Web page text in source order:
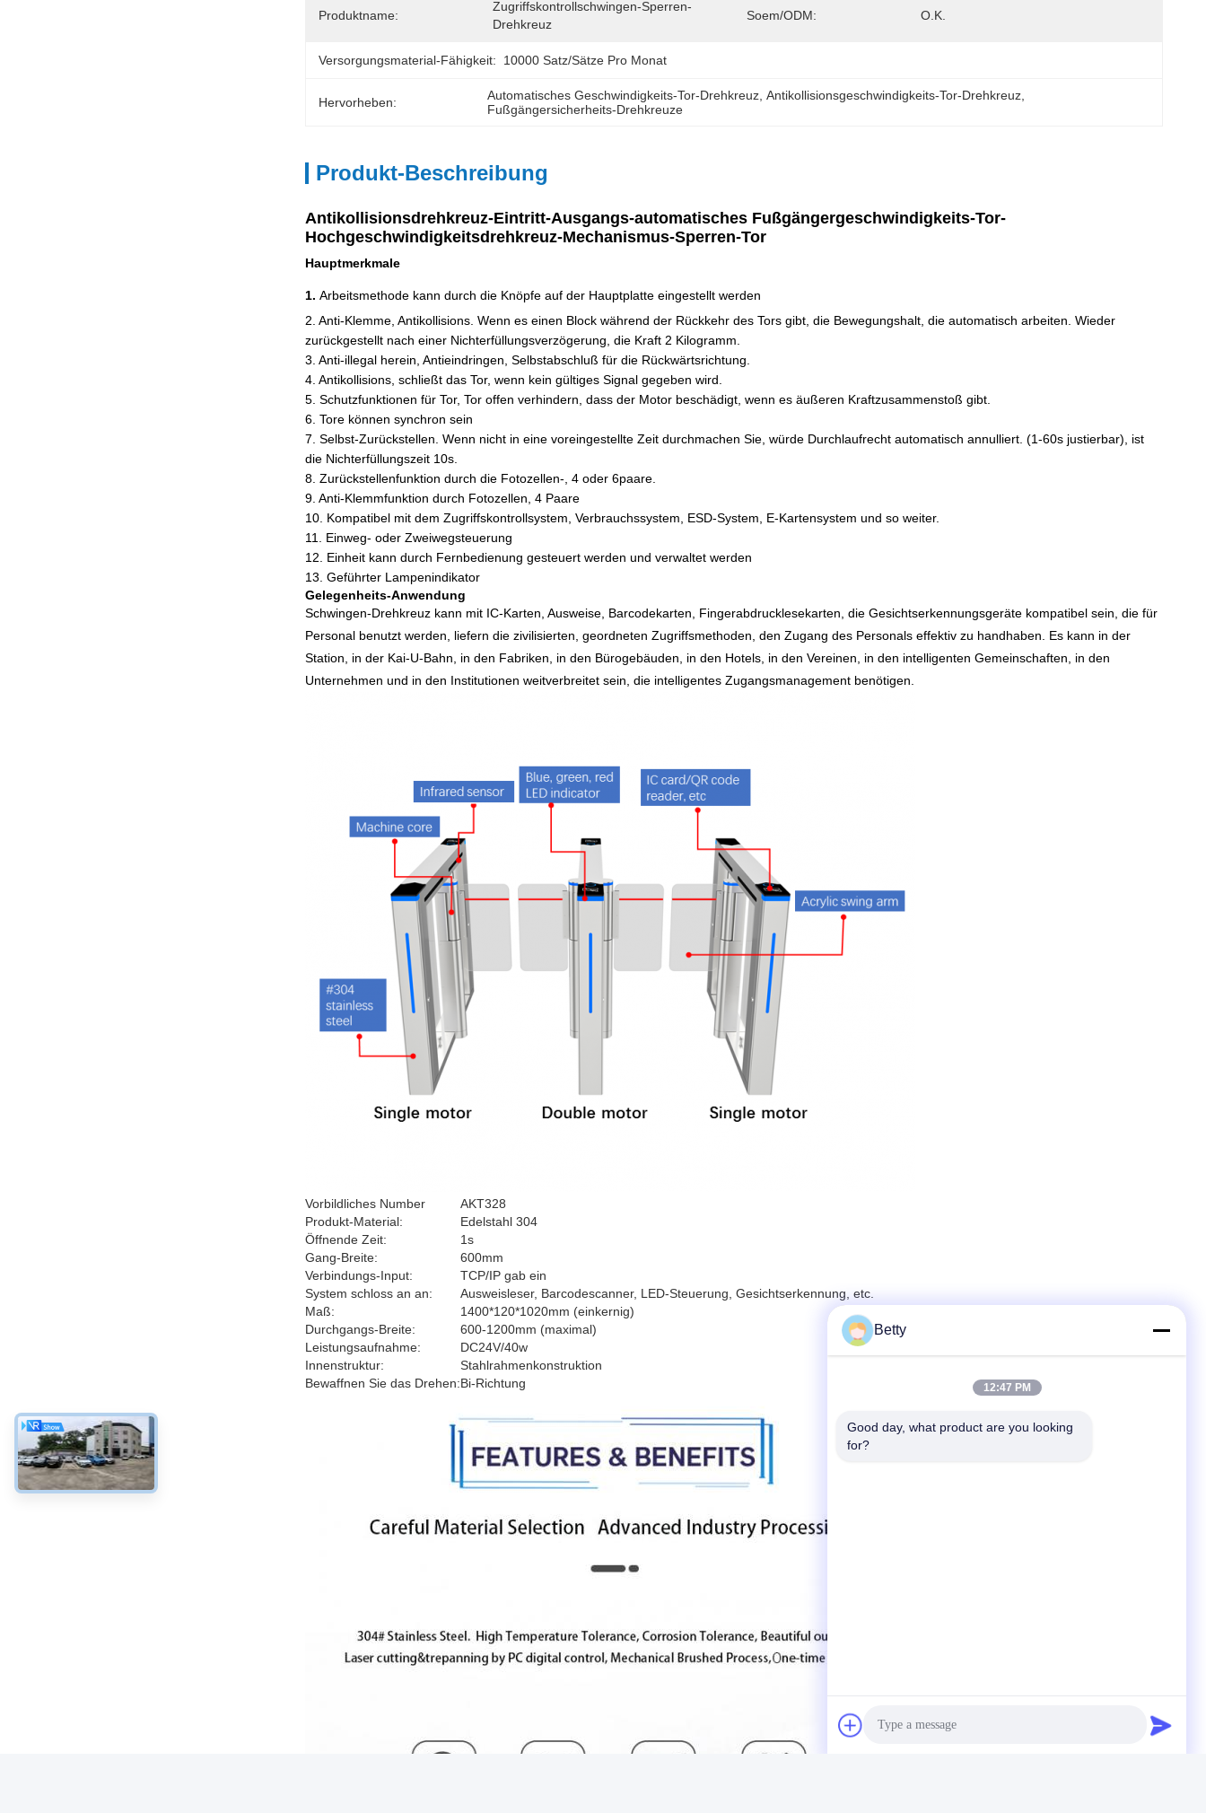
Produktname:
Zugriffskontrollschwingen-Sperren-
Drehkreuz
Soem/ODM: O.K.
Versorgungsmaterial-Fähigkeit: 10000 Satz/Sätze Pro Monat
Hervorheben: Automatisches Geschwindigkeits-Tor-Drehkreuz , Antikollisionsgeschwindigkeits-Tor-Drehkreuz
Fußgängersicherheits-Drehkreuze
Produkt-Beschreibung
Antikollisionsdrehkreuz-Eintritt-Ausgangs-automatisches Fußgängergeschwindigkeits-Tor-
Hochgeschwindigkeitsdrehkreuz-Mechanismus-Sperren-Tor
Hauptmerkmale
1. Arbeitsmethode kann durch die Knöpfe auf der Hauptplatte eingestellt werden
2. Anti-Klemme, Antikollisions. Wenn es einen Block während der Rückkehr des Tors gibt, die Bewegungshalt, die automatisch arbeiten. Wieder
zurückgestellt nach einer Nichterfüllungsverzögerung, die Kraft 2 Kilogramm.
3. Anti-illegal herein, Antieindringen, Selbstabschluß für die Rückwärtsrichtung.
4. Antikollisions, schließt das Tor, wenn kein gültiges Signal gegeben wird.
5. Schutzfunktionen für Tor, Tor offen verhindern, dass der Motor beschädigt, wenn es äußeren Kraftzusammenstoß gibt.
6. Tore können synchron sein
7. Selbst-Zurückstellen. Wenn nicht in eine voreingestellte Zeit durchmachen Sie, würde Durchlaufrecht automatisch annulliert. (1-60s justierbar), ist
die Nichterfüllungszeit 10s.
8. Zurückstellenfunktion durch die Fotozellen-, 4 oder 6paare.
9. Anti-Klemmfunktion durch Fotozellen, 4 Paare
10. Kompatibel mit dem Zugriffskontrollsystem, Verbrauchssystem, ESD-System, E-Kartensystem und so weiter.
11. Einweg- oder Zweiwegsteuerung
12. Einheit kann durch Fernbedienung gesteuert werden und verwaltet werden
13. Geführter Lampenindikator
Gelegenheits-Anwendung
Schwingen-Drehkreuz kann mit IC-Karten, Ausweise, Barcodekarten, Fingerabdrucklesekarten, die Gesichtserkennungsgeräte kompatibel sein, die für
Personal benutzt werden, liefern die zivilisierten, geordneten Zugriffsmethoden, den Zugang des Personals effektiv zu handhaben. Es kann in der
Station, in der Kai-U-Bahn, in den Fabriken, in den Bürogebäuden, in den Hotels, in den Vereinen, in den intelligenten Gemeinschaften, in den
Unternehmen und in den Institutionen weitverbreitet sein, die intelligentes Zugangsmanagement benötigen.
Vorbildliches Number
AKT328
Produkt-Material:
Edelstahl 304
Öffnende Zeit:
1s
Gang-Breite:
600mm
Verbindungs-Input:
TCP/IP gab ein
System schloss an an:
Ausweisleser, Barcodescanner, LED-Steuerung, Gesichtserkennung, etc.
Maß:
1400*120*1020mm (einkernig)
Durchgangs-Breite:
600-1200mm (maximal)
Leistungsaufnahme:
DC24V/40w
Innenstruktur:
Stahlrahmenkonstruktion
Bewaffnen Sie das Drehen:Bi-Richtung
Betty
12:47 PM
Good day, what product are you looking
for?